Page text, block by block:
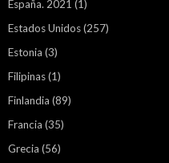
España. 2021 (1)
Estados Unidos(257)
Estonia (3)
Filipinas(1)
Finlandia (89)
Francia (35)
Grecia (56)